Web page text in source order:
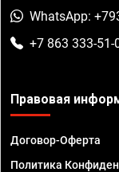
WhatsApp:
+7 863 333-51-
Правовая
Договор-Оферта
Политика